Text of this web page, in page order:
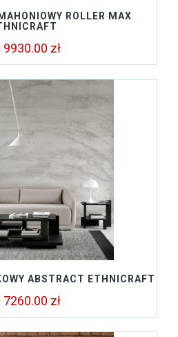
ROLLER MAX
9930.00 zł
ABSTRACT ETHNICRAFT
7260.00 zł